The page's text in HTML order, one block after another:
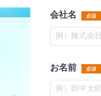
会社名 必須
お名前 必須